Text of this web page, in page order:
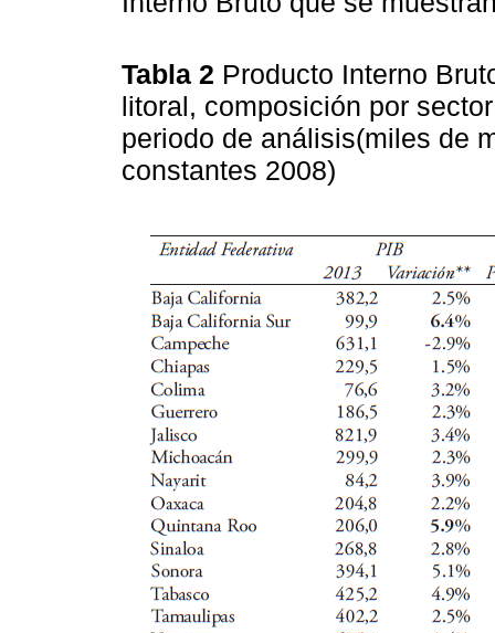
Tabla 2 Producto Interno
litoral, composición por
periodo de análisis(miles de
constantes 2008)